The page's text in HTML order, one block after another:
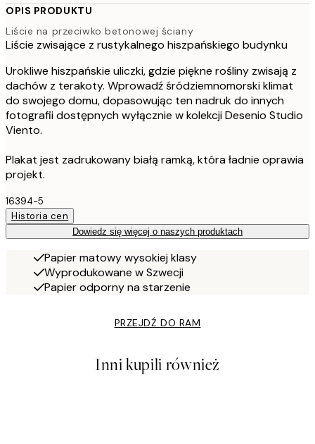
OPIS PRODUKTU
Liście na przeciwko betonowej ściany
Liście zwisające z rustykalnego hiszpańskiego budynku
Urokliwe hiszpańskie uliczki, gdzie piękne rośliny zwisają z
dachów z terakoty. Wprowadź śródziemnomorski klimat
do swojego domu, dopasowując ten nadruk do innych
fotografii dostępnych wyłącznie w kolekcji Desenio Studio
Viento.
Plakat jest zadrukowany białą ramką, która ładnie oprawia
projekt.
16394-5
Historia cen
Dowiedz się więcej o naszych produktach
Papier matowy wysokiej klasy
Wyprodukowane w Szwecji
Papier odporny na starzenie
PRZEJDŹ DO RAM
Inni kupili również